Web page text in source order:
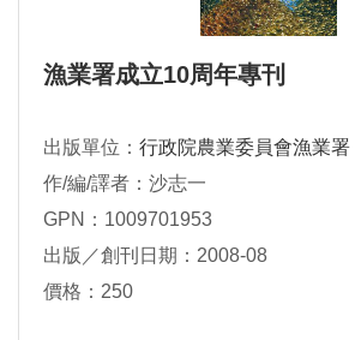
漁業署成立10周年專刊
出版單位： 行政院農業委員會漁業署
作/編/譯者：沙志一
GPN：1009701953
出版／創刊日期：2008-08
價格：250